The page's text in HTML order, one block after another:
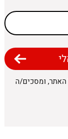
ומסכים/ה